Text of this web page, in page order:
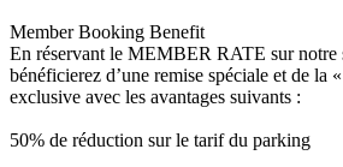
Member Booking Benefit
En réservant le MEMBER RATE sur notre
bénéficierez d’une remise spéciale et de la
exclusive avec les avantages suivants :
50% de réduction sur le tarif du parking